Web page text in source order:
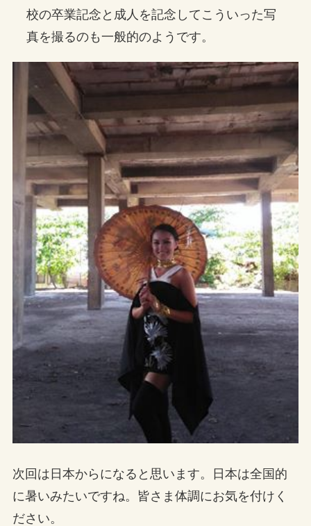
校の卒業記念と成人を記念してこういった写
真を撮るのも一般的のようです。
次回は日本からになると思います。日本は全国的
に暑いみたいですね。皆さま体調にお気を付けく
ださい。